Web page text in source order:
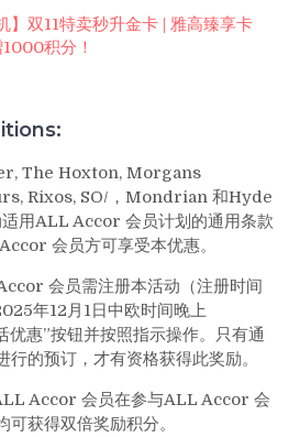
】双11特卖秒升金卡 | 雅高臻享卡
积分！
The Hoxton, Morgans
Rixos, SO/，Mondrian 和Hyde
用ALL Accor 会员计划的通用条款
会员方可享受本优惠。
会员需注册本活动（注册时间
年12月1日中欧时间晚上
优惠”按钮并按照指示操作。只有通
的预订，才有资格获得此奖励。
Accor 会员在参与ALL Accor 会
可获得双倍奖励积分。